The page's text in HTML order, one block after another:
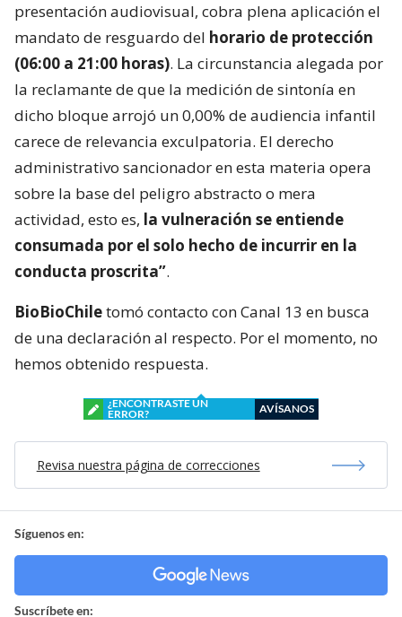
presentación audiovisual, cobra plena aplicación el
mandato de resguardo del horario de protección
(06:00 a 21:00 horas). La circunstancia alegada por
la reclamante de que la medición de sintonía en
dicho bloque arrojó un 0,00% de audiencia infantil
carece de relevancia exculpatoria. El derecho
administrativo sancionador en esta materia opera
sobre la base del peligro abstracto o mera
actividad, esto es, la vulneración se entiende
consumada por el solo hecho de incurrir en la
conducta proscrita”.
BioBioChiletomó contacto con Canal 13 en busca
de una declaración al respecto. Por el momento, no
hemos obtenido respuesta.
¿ENCONTRASTE UN
ERROR?
AVÍSANOS
Revisa nuestra página de correcciones
Síguenos en:
Suscríbete en: